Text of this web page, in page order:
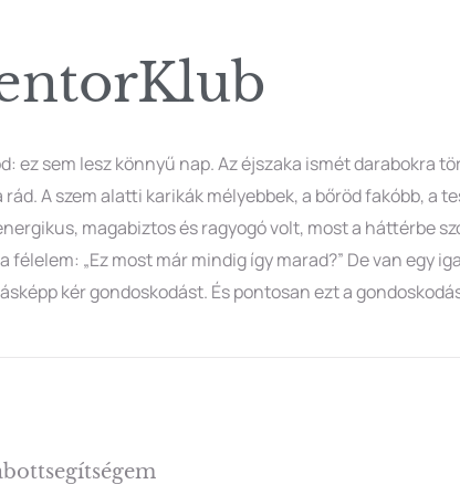
ez sem lesz könnyű nap. Az éjszaka ismét darabokra
A szem alatti karikák mélyebbek, a bőröd fakóbb, a
magabiztos és ragyogó volt, most a háttérbe
„Ez most már mindig így marad?” De van egy
kér gondoskodást. És pontosan ezt a